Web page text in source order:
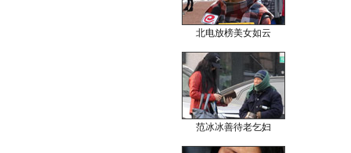
北电放榜美女如云
范冰冰善待老乞妇